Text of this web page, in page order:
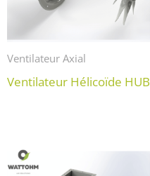
Ventilateur Axial
Ventilateur Hélicoïde HUB